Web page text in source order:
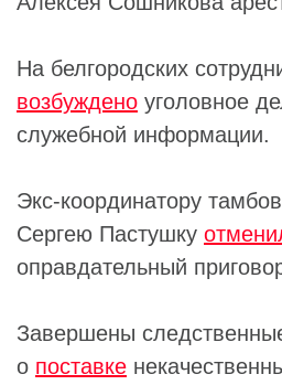
На белгородских
возбуждено уголовное
служебной информации.
Экс-координатору
Сергею Пастушку
оправдательный
Завершены
о поставке